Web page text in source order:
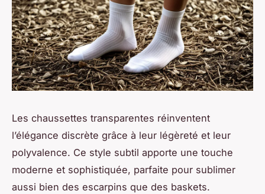
Les chaussettes transparentes réinventent
l’élégance discrète grâce à leur légèreté et leur
polyvalence. Ce style subtil apporte une touche
moderne et sophistiquée, parfaite pour sublimer
aussi bien des escarpins que des baskets.